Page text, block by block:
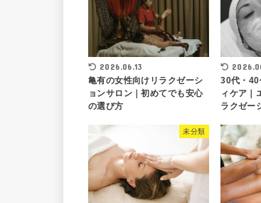
2026.06.13
亀有の女性向けリラクゼーシ
ョンサロン｜初めてでも安心
の選び方
30代・40
ィケア｜
ラクゼー
未分類